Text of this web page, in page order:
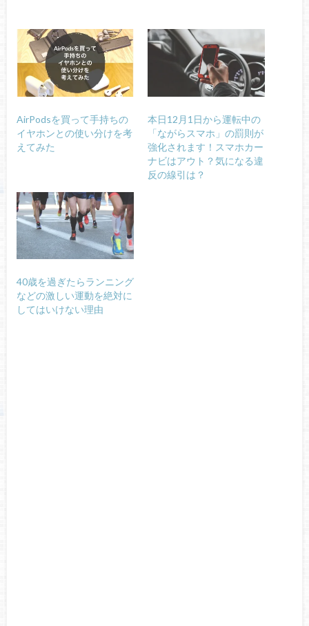
AirPodsを買って手持ちの
イヤホンとの使い分けを考
えてみた
本日12月1日から運転中の
「ながらスマホ」の罰則が
強化されます！スマホカー
ナビはアウト？気になる違
反の線引は？
40歳を過ぎたらランニング
などの激しい運動を絶対に
してはいけない理由